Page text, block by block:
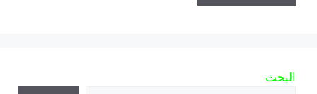
البحث